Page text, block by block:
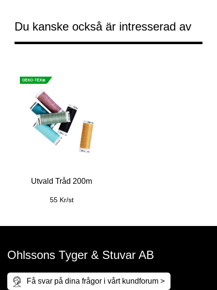
Du kanske också är intresserad av
Utvald Tråd 200m
55 Kr/st
Ohlssons Tyger & Stuvar AB
Få svar på dina frågor i vårt kundforum >